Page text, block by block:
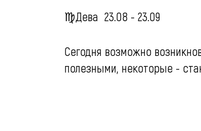
♍️Дева 23.08 - 23.09
Сегодня возможно
полезными, некоторые -